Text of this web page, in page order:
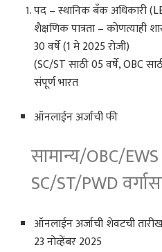
पद – स्थानिक बँक अधिकारी
शैक्षणिक पात्रता – कोणत्याही
30 वर्षे (1 मे 2025 रोजी)
(SC/ST साठी 05 वर्षे, OBC
संपूर्ण भारत
ऑनलाईन अर्जाची फी
सामान्य/OBC/EWS
SC/ST/PWD
ऑनलाईन अर्जाची शेवटची तारीख
23 नोव्हेंबर 2025